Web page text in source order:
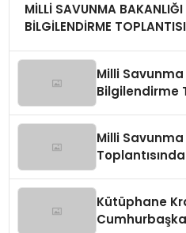
MİLLİ SAVUNMA
BİLGİLENDİRME TOPLANTISI
Milli Savunma
Bilgilendirme
Milli Savunma
Kütüphane